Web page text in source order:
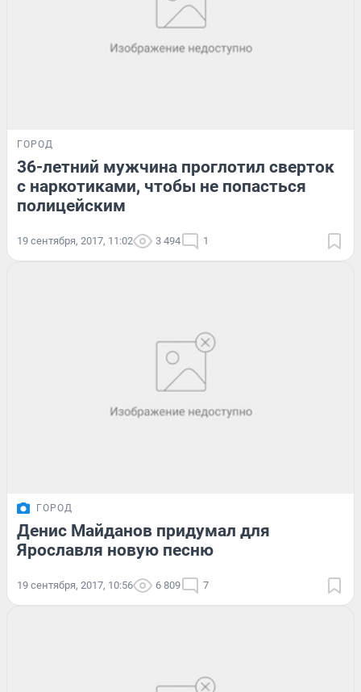
ГОРОД
36-летний мужчина проглотил сверток
с наркотиками, чтобы не попасться
полицейским
19 сентября, 2017, 11:02 3 494 1
ГОРОД
Денис Майданов придумал для
Ярославля новую песню
19 сентября, 2017, 10:56 6 809 7